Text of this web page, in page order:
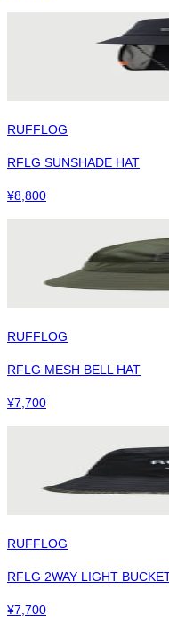
RUFFLOG
RFLG SUNSHADE HAT
¥8,800
RUFFLOG
RFLG MESH BELL HAT
¥7,700
RUFFLOG
RFLG 2WAY LIGHT
¥7,700